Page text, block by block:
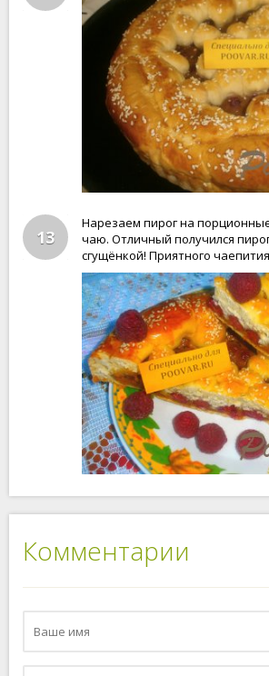
13
Нарезаем пирог на
чаю. Отличный получился
сгущёнкой! Приятного
Комментарии